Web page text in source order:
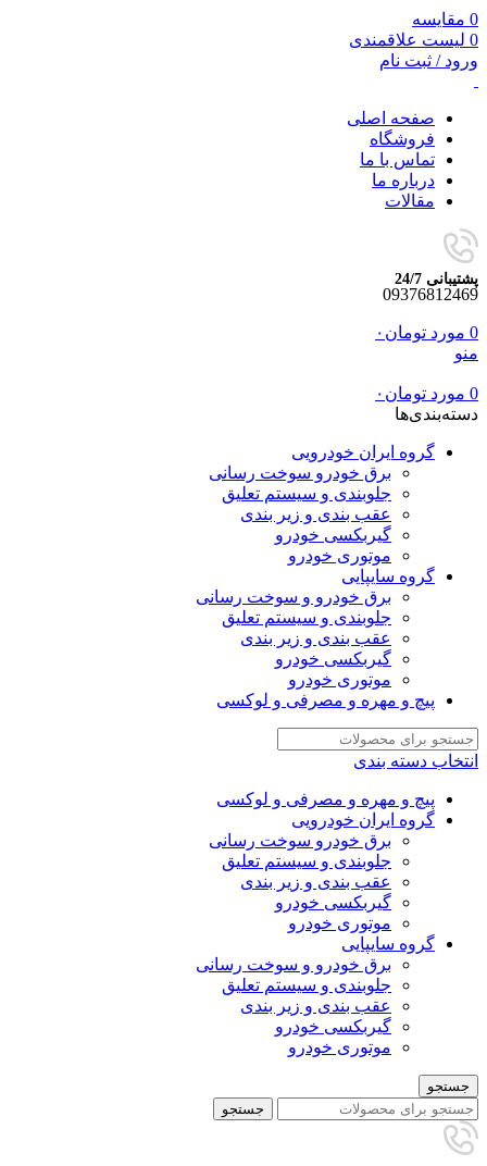
0 مقایسه
0 لیست علاقمندی
ورود / ثبت نام
صفحه اصلی
فروشگاه
تماس با ما
درباره ما
مقالات
پشتیبانی 24/7
09376812469
0 مورد تومان ۰
منو
0 مورد تومان ۰
دسته‌بندی‌ها
گروه ایران خودرویی
برق خودرو سوخت رسانی
جلوبندی و سیستم تعلیق
عقب بندی و زیر بندی
گیربکسی خودرو
موتوری خودرو
گروه سایپایی
برق خودرو و سوخت رسانی
جلوبندی و سیستم تعلیق
عقب بندی و زیر بندی
گیربکسی خودرو
موتوری خودرو
پیچ و مهره و مصرفی و لوکسی
انتخاب دسته بندی
پیچ و مهره و مصرفی و لوکسی
گروه ایران خودرویی
برق خودرو سوخت رسانی
جلوبندی و سیستم تعلیق
عقب بندی و زیر بندی
گیربکسی خودرو
موتوری خودرو
گروه سایپایی
برق خودرو و سوخت رسانی
جلوبندی و سیستم تعلیق
عقب بندی و زیر بندی
گیربکسی خودرو
موتوری خودرو
جستجو
جستجو